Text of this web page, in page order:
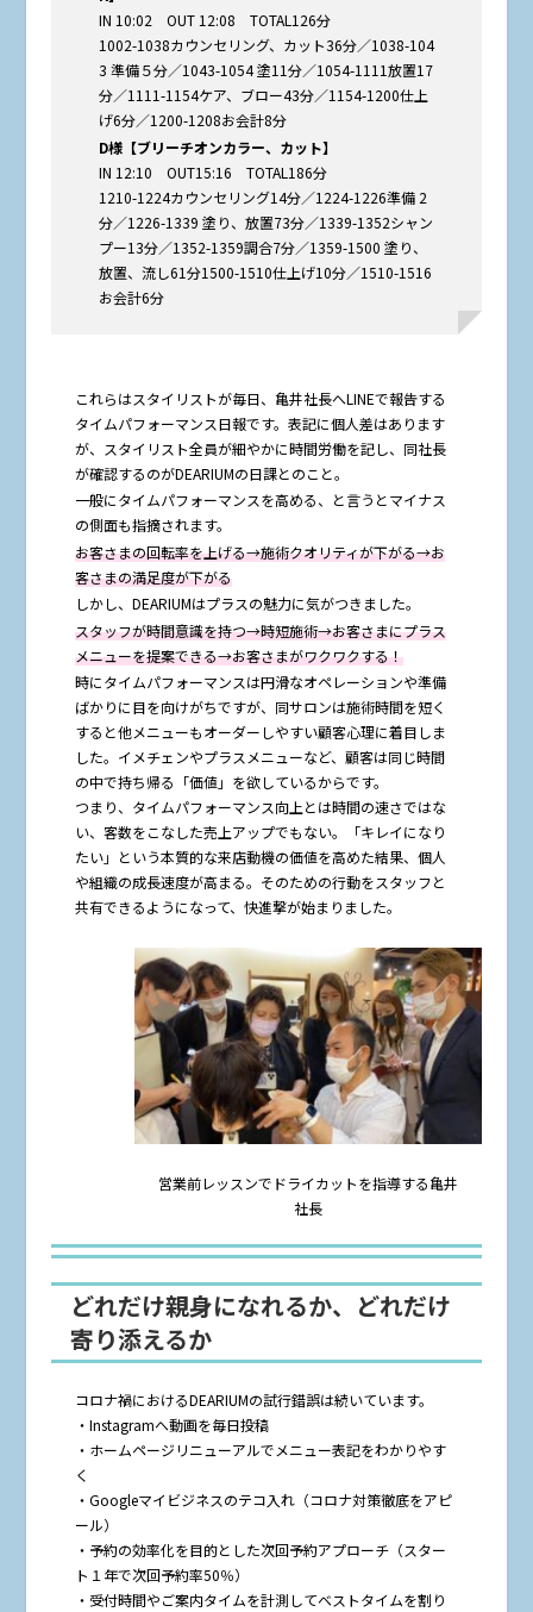
IN 10:02 OUT 12:08 TOTAL126分
1002-1038カウンセリング、カット36分／1038-104
3 準備５分／1043-1054 塗11分／1054-1111放置17
分／1111-1154ケア、ブロー43分／1154-1200仕上
げ6分／1200-1208お会計8分
D様【ブリーチオンカラー、カット】
IN 12:10 OUT15:16 TOTAL186分
1210-1224カウンセリング14分／1224-1226準備 2
分／1226-1339 塗り、放置73分／1339-1352シャン
プー13分／1352-1359調合7分／1359-1500 塗り、
放置、流し61分1500-1510仕上げ10分／1510-1516
お会計6分
これらはスタイリストが毎日、亀井社長へLINEで報告する
タイムパフォーマンス日報です。表記に個人差はあります
が、スタイリスト全員が細やかに時間労働を記し、同社長
が確認するのがDEARIUMの日課とのこと。
一般にタイムパフォーマンスを高める、と言うとマイナス
の側面も指摘されます。
お客さまの回転率を上げる→施術クオリティが下がる→お
客さまの満足度が下がる
しかし、DEARIUMはプラスの魅力に気がつきました。
スタッフが時間意識を持つ→時短施術→お客さまにプラス
メニューを提案できる→お客さまがワクワクする！
時にタイムパフォーマンスは円滑なオペレーションや準備
ばかりに目を向けがちですが、同サロンは施術時間を短く
すると他メニューもオーダーしやすい顧客心理に着目しま
した。イメチェンやプラスメニューなど、顧客は同じ時間
の中で持ち帰る「価値」を欲しているからです。
つまり、タイムパフォーマンス向上とは時間の速さではな
い、客数をこなした売上アップでもない。「キレイになり
たい」という本質的な来店動機の価値を高めた結果、個人
や組織の成長速度が高まる。そのための行動をスタッフと
共有できるようになって、快進撃が始まりました。
営業前レッスンでドライカットを指導する亀井
社長
どれだけ親身になれるか、どれだけ
寄り添えるか
コロナ禍におけるDEARIUMの試行錯誤は続いています。
・Instagramへ動画を毎日投稿
・ホームページリニューアルでメニュー表記をわかりやす
く
・Googleマイビジネスのテコ入れ（コロナ対策徹底をアピ
ール）
・予約の効率化を目的とした次回予約アプローチ（スター
ト１年で次回予約率50％）
・受付時間やご案内タイムを計測してベストタイムを割り